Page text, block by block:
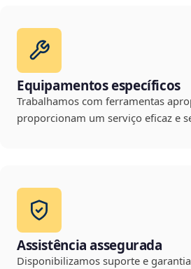
Equipamentos específicos
Trabalhamos com ferramentas
proporcionam um serviço eficaz e
Assistência assegurada
Disponibilizamos suporte e